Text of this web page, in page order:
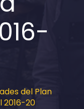
del Plan
2016-20